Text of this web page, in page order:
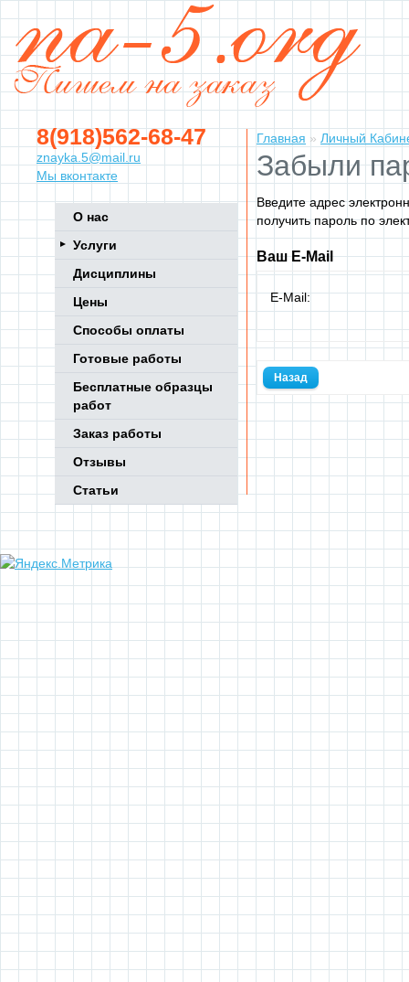
8(918)562-68-47
znayka.5@mail.ru
Мы вконтакте
О нас
Услуги
Дисциплины
Цены
Способы оплаты
Готовые работы
Бесплатные образцы
работ
Заказ работы
Отзывы
Статьи
Главная » Личный
Забыли
Введите адрес
получить пароль по
Ваш E-Mail
E-Mail:
Назад